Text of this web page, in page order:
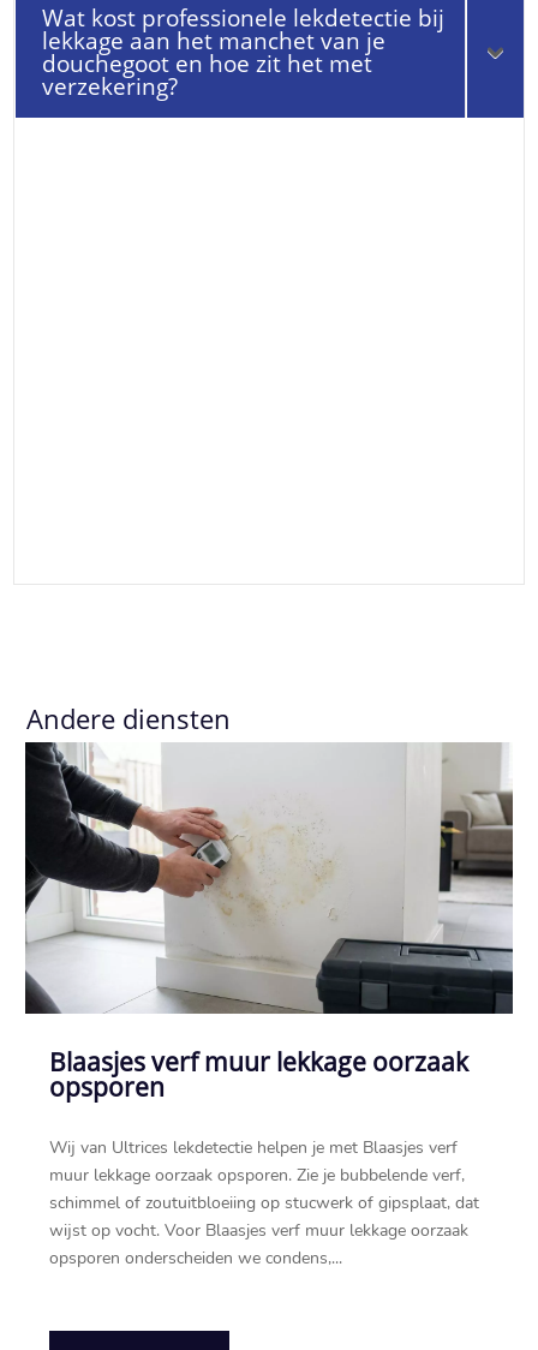
Wat kost professionele lekdetectie bij
lekkage aan het manchet van je
douchegoot en hoe zit het met
verzekering?
Andere diensten
Blaasjes verf muur lekkage oorzaak
opsporen
Wij van Ultrices lekdetectie helpen je met Blaasjes verf
muur lekkage oorzaak opsporen.​ Zie je bubbelende verf,
schimmel of zoutuitbloeiing op stucwerk of gipsplaat, dat
wijst op vocht.​ Voor Blaasjes verf muur lekkage oorzaak
opsporen onderscheiden we condens,...